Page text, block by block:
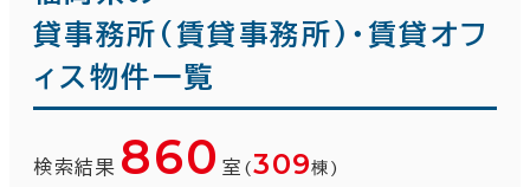
貸事務所(賃貸事務所)・賃貸オフ
ィス物件一覧
検索結果 860 室 (309棟)